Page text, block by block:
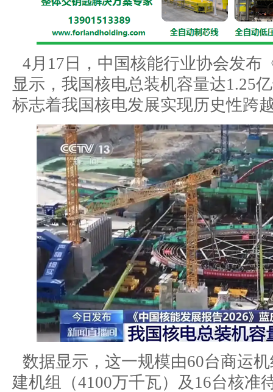
4月17日，中国核能行业协会发布
显示，我国核电总装机容量达1.25
标志着我国核电发展实现历史性跨
数据显示，这一规模由60台商运
建机组（4100万千瓦）及16台核准